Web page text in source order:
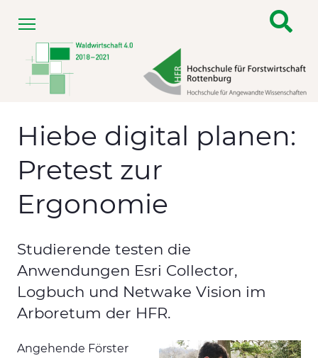
Hiebe digital planen:
Pretest zur
Ergonomie
Studierende testen die
Anwendungen Esri Collector,
Logbuch und Netwake Vision im
Arboretum der HFR.
Angehende Förster